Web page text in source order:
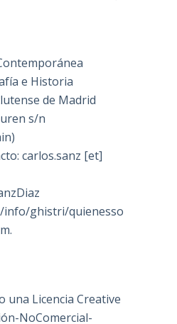
e Historia
de Madrid
s/n
carlos.sanz [et]
info/ghistri/quienesso
una Licencia Creative
NoComercial-